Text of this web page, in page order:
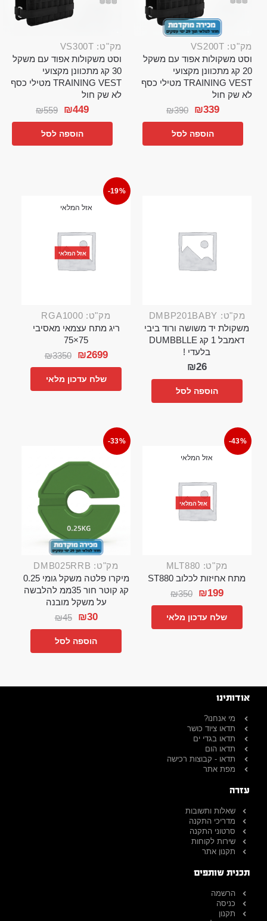
מק"ט: VS200T
וסט משקולות אפוד עם משקל
20 קג מתכוונן מקצועי
TRAINING VEST מטילי כסף
לא שק חול
₪390 ₪339
הוספה לסל
מק"ט: VS300T
וסט משקולות אפוד עם משקל
30 קג מתכוונן מקצועי
TRAINING VEST מטילי כסף
לא שק חול
₪559 ₪449
הוספה לסל
מק"ט: DMBP201BABY
משקולת יד משושה ורוד ביבי
דאמבל 1 קג DUMBBLLE
בלעדי !
₪26
הוספה לסל
-19%
אזל המלאי
אזל המלאי
מק"ט: RGA1000
ריג מתח עצמאי מאסיבי
75×75
₪3350 ₪2699
שלח עדכון מלאי
-43%
אזל המלאי
אזל המלאי
מק"ט: MLT880
מתח אחיזות לכלוב ST880
₪350 ₪199
שלח עדכון מלאי
-33%
מק"ט: DMB025RRB
מיקרו פלטה משקל גומי 0.25
קג קוטר חור 35ממ להלבשה
על משקל מובנה
₪45 ₪30
הוספה לסל
אודותינו
מי אנחנו?
תדאו ציוד כושר
תדאו בגדי ים
תדאו הום
תדאו - קבוצות רכישה
מפת אתר
עזרה
שאלות ותשובות
מדריכי התקנה
סרטוני התקנה
שירות לקוחות
תקנון אתר
תכנית שותפים
הרשמה
כניסה
תקנון